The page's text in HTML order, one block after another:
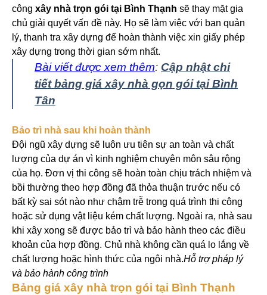
công xây nhà trọn gói tại Bình Thạnh sẽ thay mặt gia
chủ giải quyết vấn đề này. Họ sẽ làm việc với ban quản
lý, thanh tra xây dựng để hoàn thành việc xin giấy phép
xây dựng trong thời gian sớm nhất.
Bài viết được xem thêm: Cập nhật chi
tiết bảng giá xây nhà gọn gói tại Bình
Tân
Bảo trì nhà sau khi hoàn thành
Đội ngũ xây dựng sẽ luôn ưu tiên sự an toàn và chất
lượng của dự án vì kinh nghiệm chuyên môn sâu rộng
của họ. Đơn vị thi công sẽ hoàn toàn chịu trách nhiệm và
bồi thường theo hợp đồng đã thỏa thuận trước nếu có
bất kỳ sai sót nào như chậm trễ trong quá trình thi công
hoặc sử dụng vật liệu kém chất lượng. Ngoài ra, nhà sau
khi xây xong sẽ được bảo trì và bảo hành theo các điều
khoản của hợp đồng. Chủ nhà không cần quá lo lắng về
chất lượng hoặc hình thức của ngôi nhà.Hỗ trợ pháp lý
và bảo hành công trình
Bảng giá xây nhà trọn gói tại Bình Thạnh